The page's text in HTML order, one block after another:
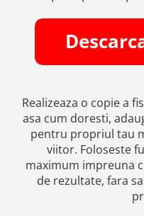
Realizeaza o copie a
asa cum doresti,
pentru propriul tau
viitor. Foloseste
maximum impreuna
de rezultate, fara